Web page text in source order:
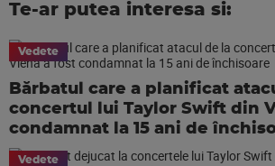
Te-ar putea interesa si:
Vedete
Bărbatul care a planificat
concertul lui Taylor Swift din
condamnat la 15 ani de
Vedete